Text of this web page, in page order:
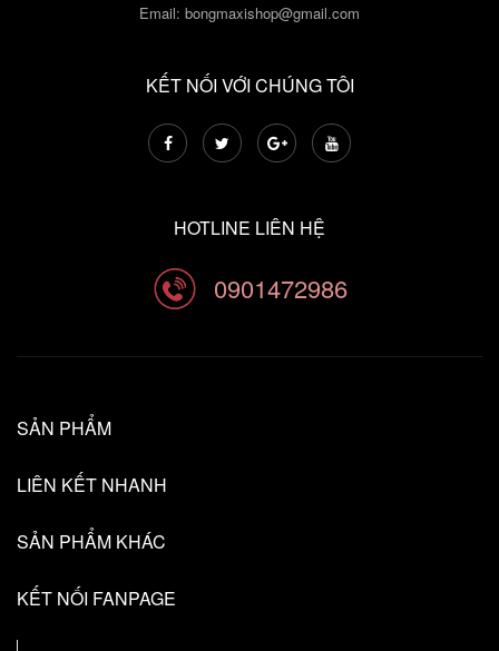
Email: bongmaxishop@gmail.com
KẾT NỐI VỚI CHÚNG TÔI
HOTLINE LIÊN HỆ
0901472986
SẢN PHẨM
LIÊN KẾT NHANH
SẢN PHẨM KHÁC
KẾT NỐI FANPAGE